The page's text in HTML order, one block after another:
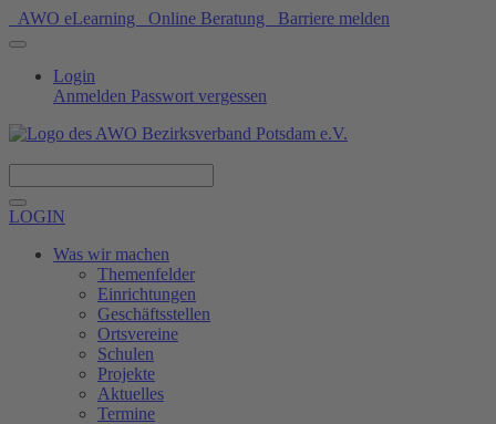
AWO eLearning Online Beratung Barriere melden
Login
Anmelden Passwort vergessen
LOGIN
Was wir machen
Themenfelder
Einrichtungen
Geschäftsstellen
Ortsvereine
Schulen
Projekte
Aktuelles
Termine